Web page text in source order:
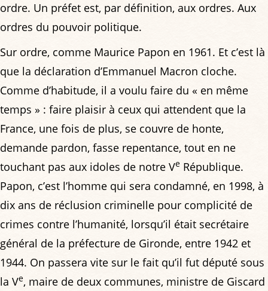
ordre. Un préfet est, par définition, aux ordres. Aux
ordres du pouvoir politique.
Sur ordre, comme Maurice Papon en 1961. Et c’est là
que la déclaration d’Emmanuel Macron cloche.
Comme d’habitude, il a voulu faire du « en même
temps » : faire plaisir à ceux qui attendent que la
France, une fois de plus, se couvre de honte,
demande pardon, fasse repentance, tout en ne
touchant pas aux idoles de notre Ve République.
Papon, c’est l’homme qui sera condamné, en 1998, à
dix ans de réclusion criminelle pour complicité de
crimes contre l’humanité, lorsqu’il était secrétaire
général de la préfecture de Gironde, entre 1942 et
1944. On passera vite sur le fait qu’il fut député sous
la Ve, maire de deux communes, ministre de Giscard